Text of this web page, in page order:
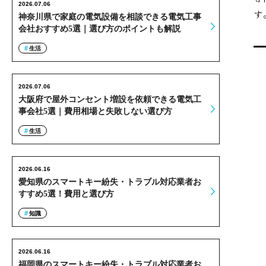
す
神奈川県で家庭の電気設備を相談できる電気工事
会社おすすめ5選｜選び方のポイントも解説
2026.07.06
生活
大阪府で屋外コンセント増設を依頼できる電気工
事会社5選｜費用相場と失敗しない選び方
2026.07.06
生活
愛知県のスマートキー紛失・トラブル対応業者お
すすめ5選！費用と選び方
2026.06.16
知識
2026.06.16